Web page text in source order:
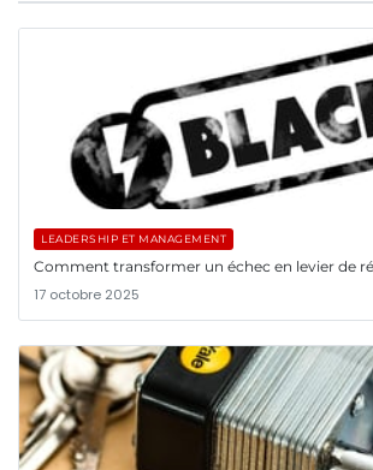
LEADERSHIP ET MANAGEMENT
Comment transformer un échec en levier de
17 octobre 2025